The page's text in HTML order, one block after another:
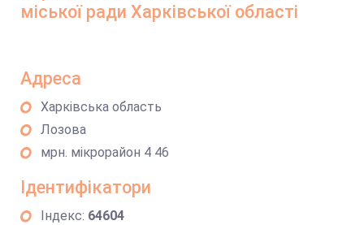
міської ради Харківської області
Адреса
Харківська область
Лозова
мрн. мікрорайон 4 46
Ідентифікатори
Індекс: 64604